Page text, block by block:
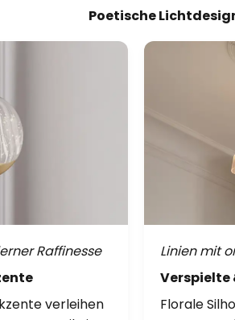
Poetische
Raffinesse
verleihen
Linien mit
Verspielte
Florale